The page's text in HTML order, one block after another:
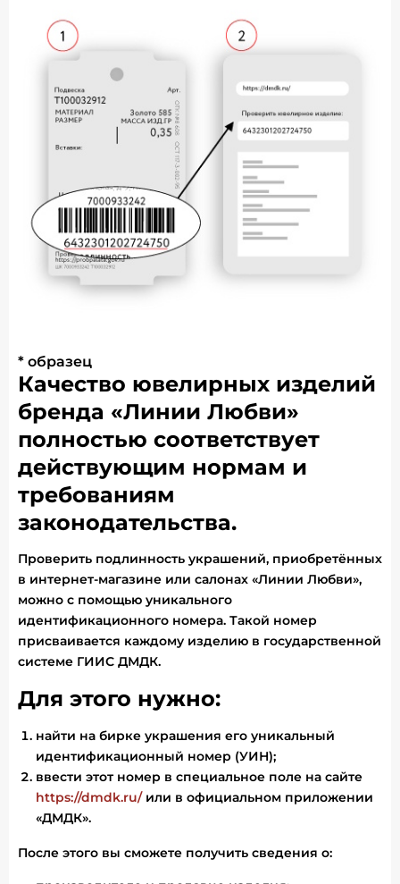
* образец
Качество ювелирных изделий
бренда «Линии Любви»
полностью соответствует
действующим нормам и
требованиям
законодательства.
Проверить подлинность украшений, приобретённых
в интернет-магазине или салонах «Линии Любви»,
можно с помощью уникального
идентификационного номера. Такой номер
присваивается каждому изделию в государственной
системе ГИИС ДМДК.
Для этого нужно:
найти на бирке украшения его уникальный
идентификационный номер (УИН);
ввести этот номер в специальное поле на сайте
https://dmdk.ru/или в официальном приложении
«ДМДК».
После этого вы сможете получить сведения о: